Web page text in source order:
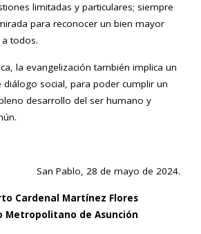
limitadas y particulares; siempre
para reconocer un bien mayor
todos.
la evangelización también implica un
diálogo social, para poder cumplir un
desarrollo del ser humano y
San Pablo, 28 de mayo de 2024.
Cardenal Martínez Flores
Metropolitano de Asunción